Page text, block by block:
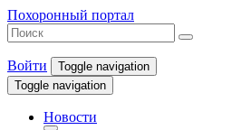
Похоронный портал
Войти
Toggle navigation
Toggle navigation
Новости